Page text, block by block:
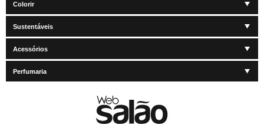
Colorir
Sustentáveis
Acessórios
Perfumaria